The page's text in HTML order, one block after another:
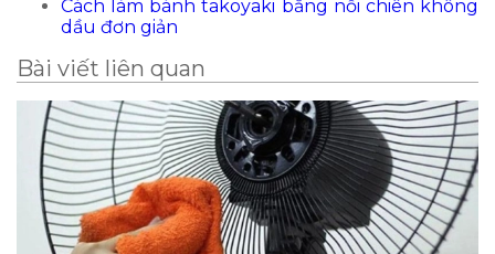
Cách làm bánh takoyaki bằng nồi chiên không
dầu đơn giản
Bài viết liên quan